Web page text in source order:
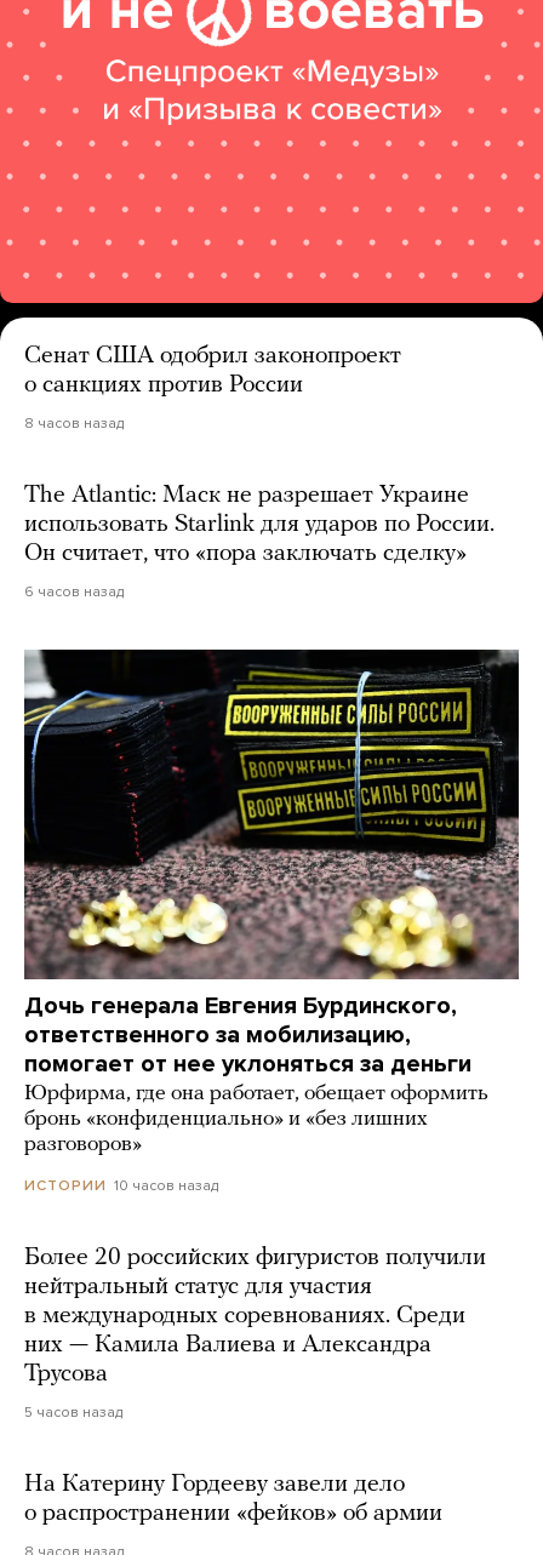
Сенат США одобрил законопроект
о санкциях против России
8 часов назад
The Atlantic: Маск не разрешает Украине
использовать Starlink для ударов по России.
Он считает, что «пора заключать сделку»
6 часов назад
Дочь генерала Евгения Бурдинского,
ответственного за мобилизацию,
помогает от нее уклоняться за деньги
Юрфирма, где она работает, обещает оформить
бронь «конфиденциально» и «без лишних
разговоров»
ИСТОРИИ 10 часов назад
Более 20 российских фигуристов получили
нейтральный статус для участия
в международных соревнованиях. Среди
них — Камила Валиева и Александра
Трусова
5 часов назад
На Катерину Гордееву завели дело
о распространении «фейков» об армии
8 часов назад